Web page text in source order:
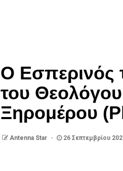
Ο Εσπερινός
του Θεολόγου
Ξηρομέρου
Antenna Star 26 Σεπτεμβρίου